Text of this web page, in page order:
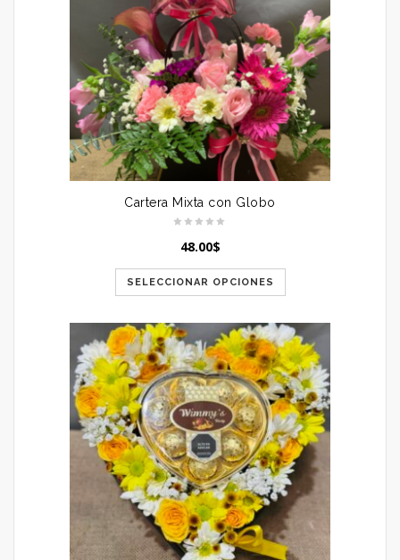
Cartera Mixta con Globo
48.00$
SELECCIONAR OPCIONES